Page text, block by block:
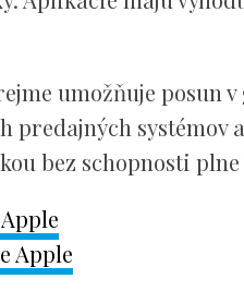
umožňuje posun
predajných
bez schopnosti
Apple